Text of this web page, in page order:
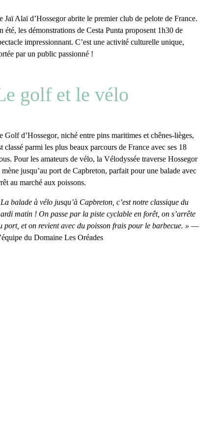
Jaï Alaï d’Hossegorabrite le premier club de pelote de France.
été, lesdémonstrations de Cesta Punta proposent 1h30 de
impressionnant. C’est une activité culturelle unique,
par un public passionné !
golf et le vélo
Golf d’Hossegor, niché entre pins maritimes et chênes-lièges,
classé parmi les plus beaux parcours de France avec ses 18
. Pour les amateurs de vélo, laVélodyssée traverse Hossegor
mène jusqu’auport de Capbreton, parfait pour une balade avec
au marché aux poissons.
balade à vélo jusqu’à Capbreton, c’est notre classique du
matin ! On passe par la piste cyclable en forêt, on s’arrête
port, et on revient avec du poisson frais pour le barbecue. » —
du Domaine Les Oréades